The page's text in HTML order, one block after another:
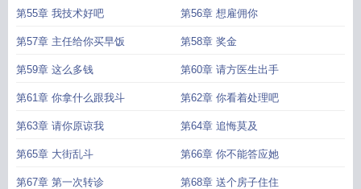
第55章 我技术好吧 第56章 想雇佣你
第57章 主任给你买早饭 第58章 奖金
第59章 这么多钱 第60章 请方医生出手
第61章 你拿什么跟我斗 第62章 你看着处理吧
第63章 请你原谅我 第64章 追悔莫及
第65章 大街乱斗 第66章 你不能答应她
第67章 第一次转诊 第68章 送个房子住住